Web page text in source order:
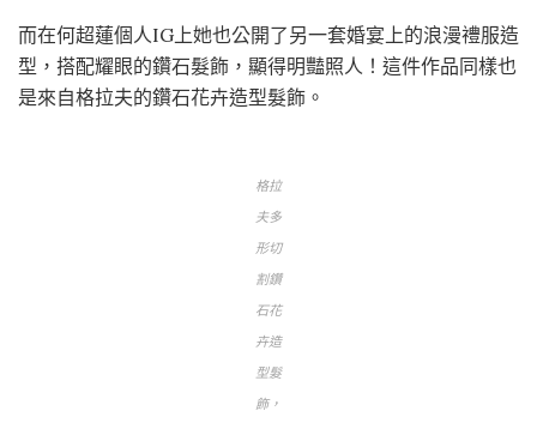
而在何超蓮個人IG上她也公開了另一套婚宴上的浪漫禮服造
型，搭配耀眼的鑽石髮飾，顯得明豔照人！這件作品同樣也
是來自格拉夫的鑽石花卉造型髮飾。
格拉
夫多
形切
割鑽
石花
卉造
型髮
飾，